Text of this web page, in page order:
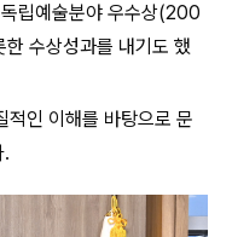
립예술분야 우수상(200
한 수상성과를 내기도 했
적인 이해를 바탕으로 문
.